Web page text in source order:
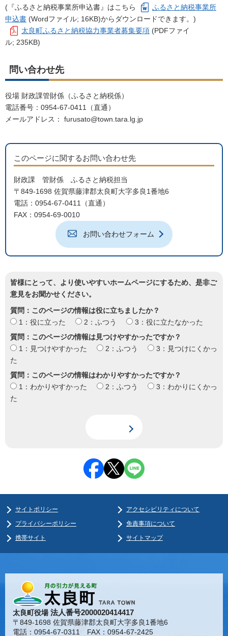
(『ふるさと納税事業所申込書』はこちら
ふるさと納税事業所
申込書 (Wordファイル; 16KB)からダウンロードできます。)
太良町ふるさと納税協力事業者募集要項 (PDFファイ
ル; 235KB)
問い合わせ先
役場 財政課管財係（ふるさと納税係）
電話番号： 0954‐67-0411（直通）
メールアドレス： furusato@town.tara.lg.jp
このページに関するお問い合わせ先
財政課 管財係 ふるさと納税担当
〒849-1698 佐賀県藤津郡太良町大字多良1番地6
電話：0954-67-0411（直通）
FAX：0954-69-0010
お問い合わせフォーム
皆様にとって、より使いやすいホームページにするため、是非ご
意見をお聞かせください。
質問：このページの情報は役に立ちましたか？
1：役に立った
2：ふつう
3：役に立たなかった
質問：このページの情報は見つけやすかったですか？
1：見つけやすかった
2：ふつう
3：見つけにくかっ
た
質問：このページの情報はわかりやすかったですか？
1：わかりやすかった
2：ふつう
3：わかりにくかっ
た
サイトポリシー
アクセシビリティについて
プライバシーポリシー
免責事項について
携帯サイト
サイトマップ
太良町役場法人番号2000020414417
〒849-1698 佐賀県藤津郡太良町大字多良1番地6
電話：0954-67-0311 FAX：0954-67-2425